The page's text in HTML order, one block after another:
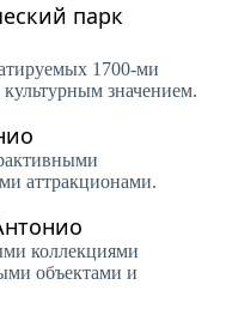
парк
1700-ми
значением.
аттракционами.
коллекциями
объектами и